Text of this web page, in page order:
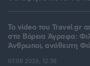
To video του Travel.gr
στα Βόρεια Άγραφα:
Άνθρωποι, ανόθευτη
07.08.2026, 12:38